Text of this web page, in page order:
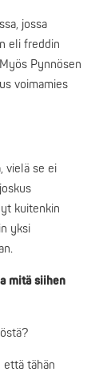
jossa
eli freddin
Pynnösen
voimamies
vielä se ei
kuitenkin
yksi
mitä siihen
tähän